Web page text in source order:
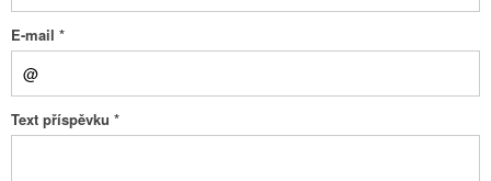
E-mail *
Text příspěvku *